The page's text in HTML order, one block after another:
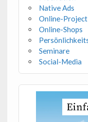
Native Ads
Online-
Online-Shops
Seminare
Social-Media